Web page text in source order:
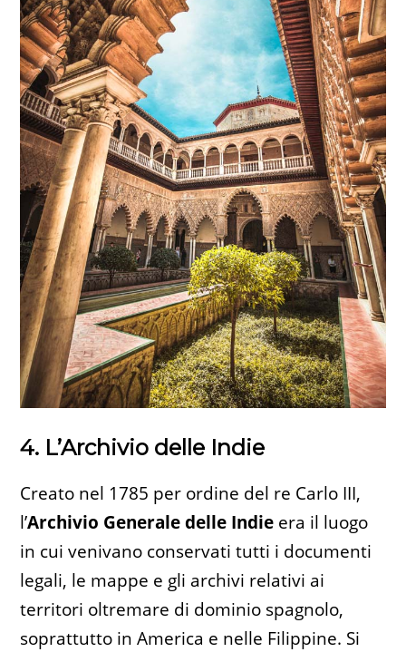
4. L’Archivio delle Indie
Creato nel 1785 per ordine del re Carlo III,
l’Archivio Generale delle Indie era il luogo
in cui venivano conservati tutti i documenti
legali, le mappe e gli archivi relativi ai
territori oltremare di dominio spagnolo,
soprattutto in America e nelle Filippine. Si